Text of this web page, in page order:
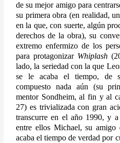
de su mejor amigo para
su primera obra (en realidad,
en la que, con suerte, algún
derechos de la obra), su
extremo enfermizo de los
para protagonizar Whiplash
lado, la seriedad con la que
se le acaba el tiempo, de
compuesto nada aún (su
mentor Sondheim, al fin y al
27) es trivializada con gran
transcurre en el año 1990, y
entre ellos Michael, su
acaba el tiempo de verdad por